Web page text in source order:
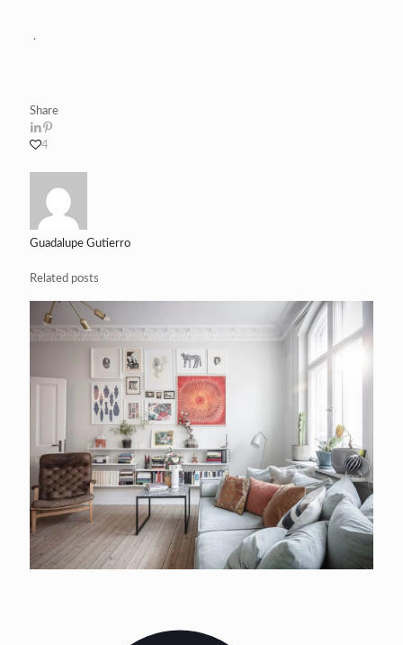
.
Share
4
Guadalupe Gutierro
Related posts